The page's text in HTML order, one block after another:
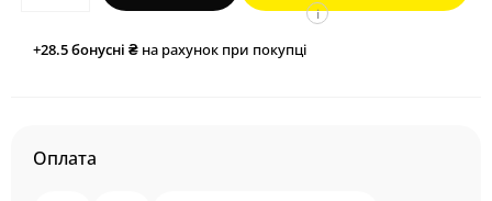
+28.5бонусні ₴ на рахунок при покупці
i
Оплата